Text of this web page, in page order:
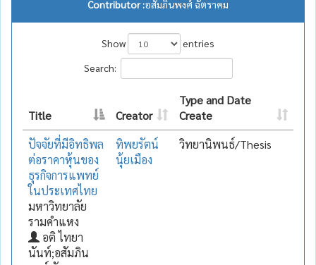
Contributor :อสัมภินพงศ์ ฉัตราคม
Show
entries
Search:
Title Creator
Type and Date
Create
ปัจจัยที่มีอิทธิพล
ต่อราคาหุ้นของ
ธุรกิจการแพทย์
ในประเทศไทย
มหาวิทยาลัย
รามคำแหง
อติ ไทยา
นันท์;อสัมภิน
ทิพยรัตน์
นุ้ยเมือง
วิทยานิพนธ์/Thesis